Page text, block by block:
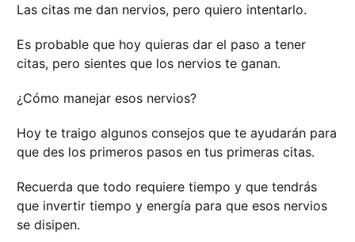
Las citas me dan nervios, pero quiero intentarlo.
Es probable que hoy quieras dar el paso a tener
citas, pero sientes que los nervios te ganan.
¿Cómo manejar esos nervios?
Hoy te traigo algunos consejos que te ayudarán para
que des los primeros pasos en tus primeras citas.
Recuerda que todo requiere tiempo y que tendrás
que invertir tiempo y energía para que esos nervios
se disipen.